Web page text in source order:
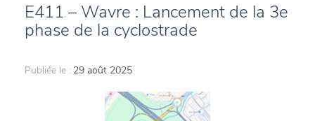
E411 – Wavre : Lancement de la 3e
phase de la cyclostrade
Publiée le : 29 août 2025